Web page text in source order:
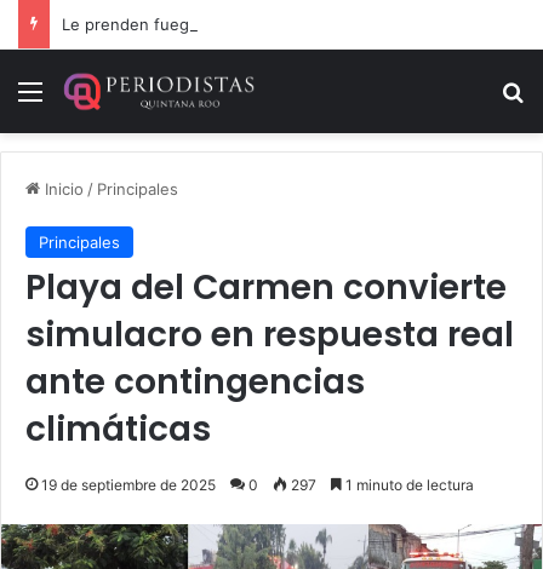
Menú
Inicio / Principales
Principales
Playa del Carmen convierte
simulacro en respuesta real
ante contingencias
climáticas
19 de septiembre de 2025 0 297 1 minuto de lectura